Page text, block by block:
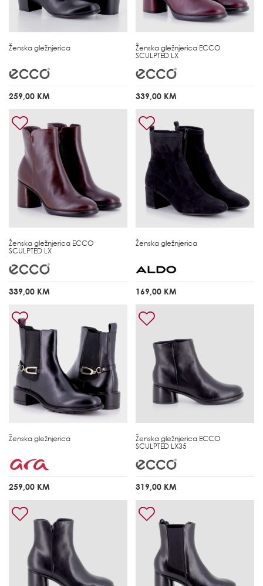
Ženska gležnjerica
259,00 KM
Ženska gležnjerica ECCO
SCULPTED LX
339,00 KM
Ženska gležnjerica ECCO
SCULPTED LX
339,00 KM
Ženska gležnjerica
169,00 KM
Ženska gležnjerica
259,00 KM
Ženska gležnjerica ECCO
SCULPTED LX35
319,00 KM